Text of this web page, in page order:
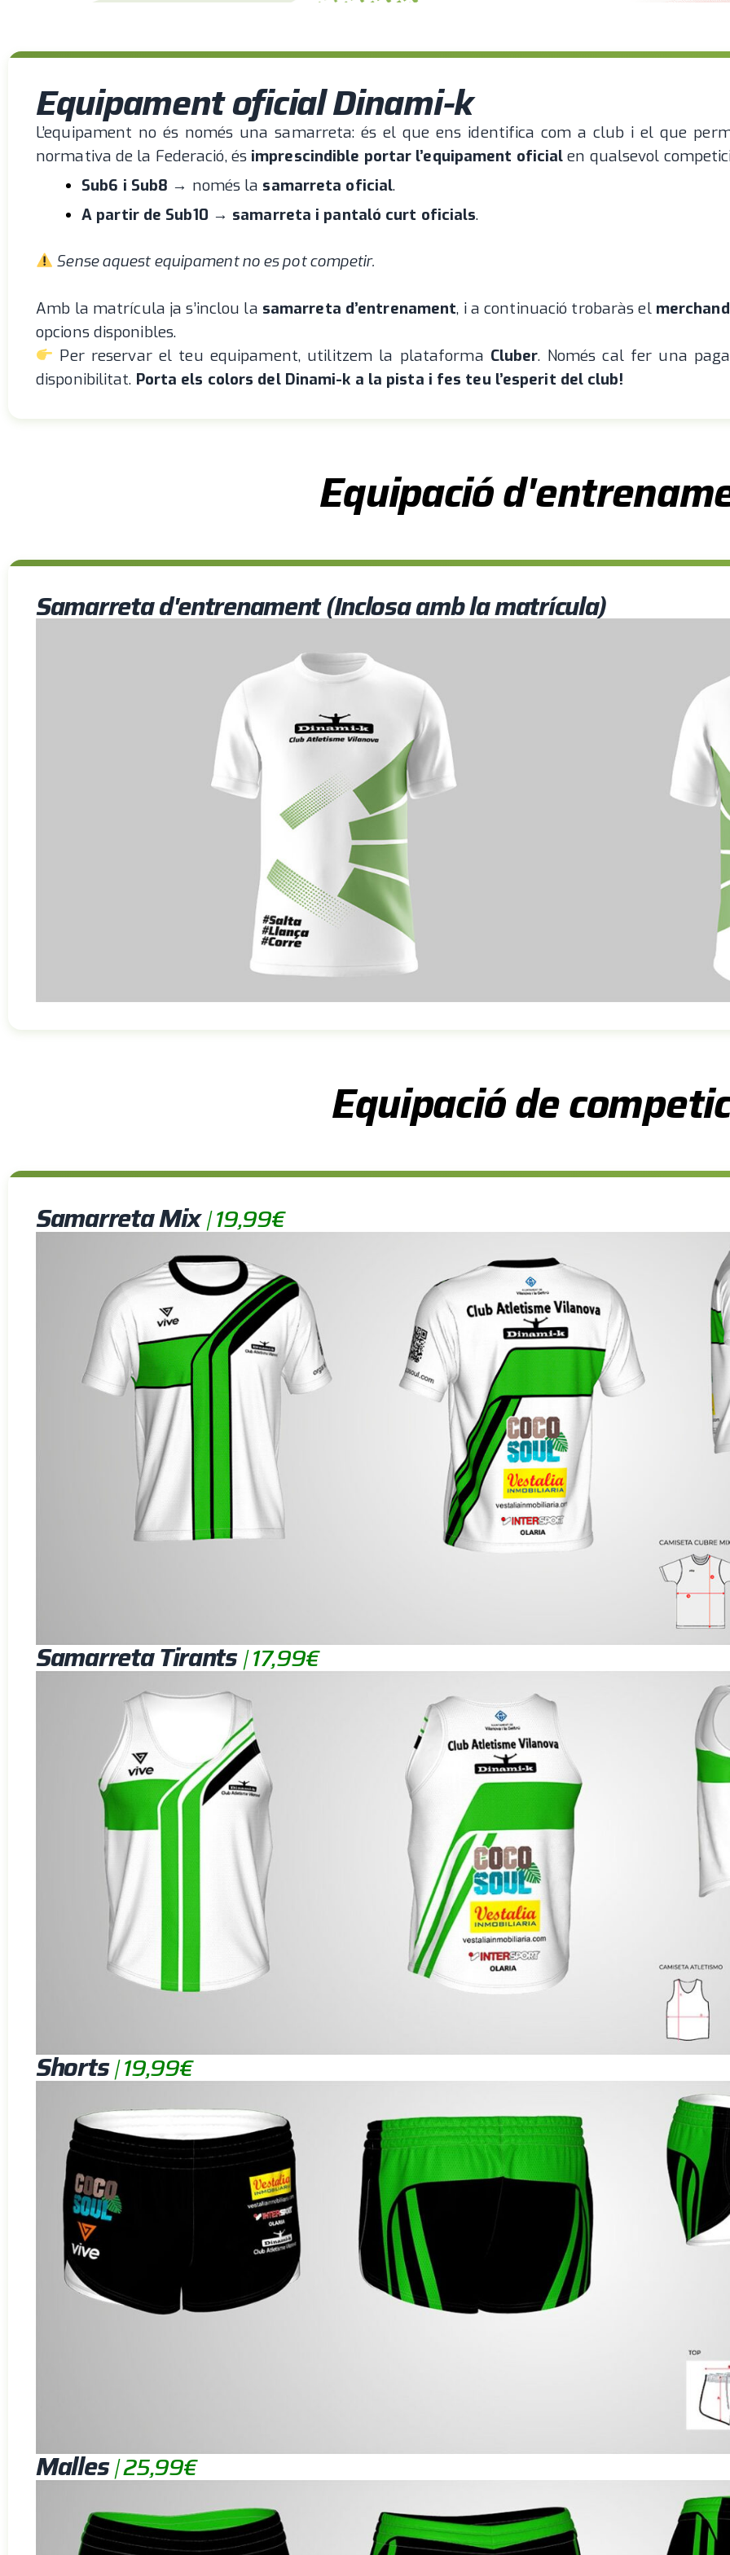
Equipament oficial Dinami-k
L’equipament no és només una samarreta: és el que ens identifica com a club i el que
normativa de la Federació, és imprescindible portar l’equipament oficial en qualsevol
Sub6 i Sub8 → només la samarreta oficial.
A partir de Sub10 → samarreta i pantaló curt oficials.
Sense aquest equipament no es pot competir.
Amb la matrícula ja s’inclou la samarreta d’entrenament, i a continuació trobaràs el
opcions disponibles.
Per reservar el teu equipament, utilitzem la plataforma Cluber. Només cal fer una
disponibilitat. Porta els colors del Dinami-k a la pista i fes teu l’esperit del club!
Equipació
Samarreta d'entrenament (Inclosa amb la matrícula)
Equipació de
Samarreta Mix|19,99€
Samarreta Tirants|17,99€
Shorts|19,99€
Malles|25,99€